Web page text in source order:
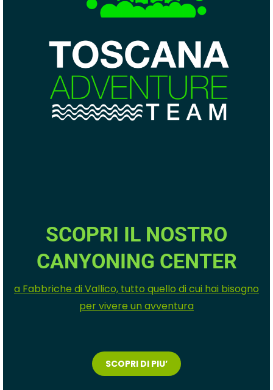
SCOPRI IL NOSTRO
CANYONING CENTER
a Fabbriche di Vallico, tutto quello di cui hai bisogno
per vivere un avventura
SCOPRI DI PIU’